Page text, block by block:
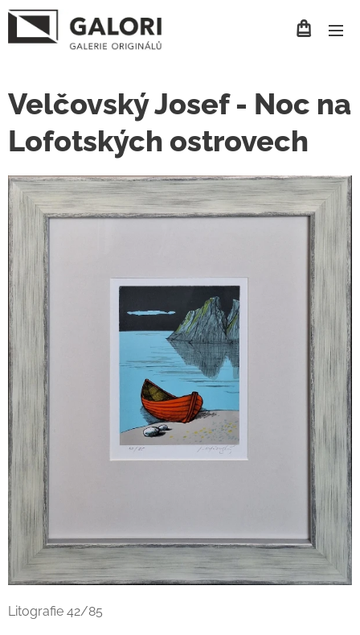
Velčovský Josef - Noc na
Lofotských ostrovech
Litografie 42/85